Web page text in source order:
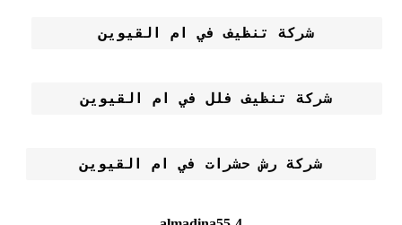
شركة تنظيف في ام القيوين
شركة تنظيف فلل في ام القيوين
شركة رش حشرات في ام القيوين